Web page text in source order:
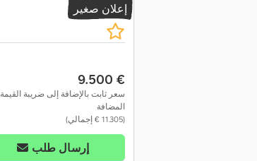
إعلان صغير
‏9.500 €
سعر ثابت بالإضافة إلى ضريبة القيمة
المضافة
(‏11.305 € إجمالي)
إرسال طلب